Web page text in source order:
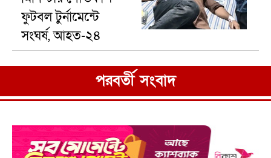
ফুটবল টুর্নামেন্টে
সংঘর্ষ, আহত-২৪
পরবর্তী সংবাদ